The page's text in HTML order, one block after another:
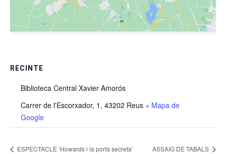
RECINTE
Biblioteca Central Xavier Amorós
Carrer de l'Escorxador, 1, 43202 Reus + Mapa de
Google
ESPECTACLE ‘Howards i la porta secreta’ ASSAIG DE TABALS